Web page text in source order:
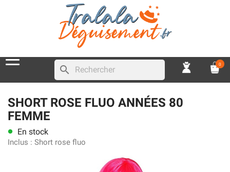
search 0
SHORT ROSE FLUO ANNÉES 80
FEMME
lens En stock
Inclus : Short rose fluo